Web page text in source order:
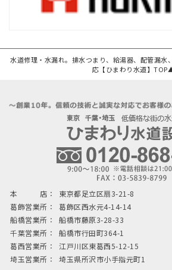
水道修理・水漏れ。排水つまり、給湯器、配管漏水
応【ひまわり水道】
本 店：
東京都足立区扇3-21-8
葛飾営業所：
葛飾区西水元4-14-14
船橋営業所：
船橋市藤原3-28-33
千葉営業所：
船橋市行田町364-1
葛西営業所：
江戸川区東葛西5-12-15
埼玉営業所：
埼玉県所沢市小手指元町1